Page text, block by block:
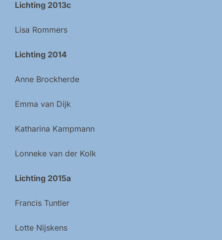
Lichting 2013c
Lisa Rommers
Lichting 2014
Anne Brockherde
Emma van Dijk
Katharina Kampmann
Lonneke van der Kolk
Lichting 2015a
Francis Tuntler
Lotte Nijskens